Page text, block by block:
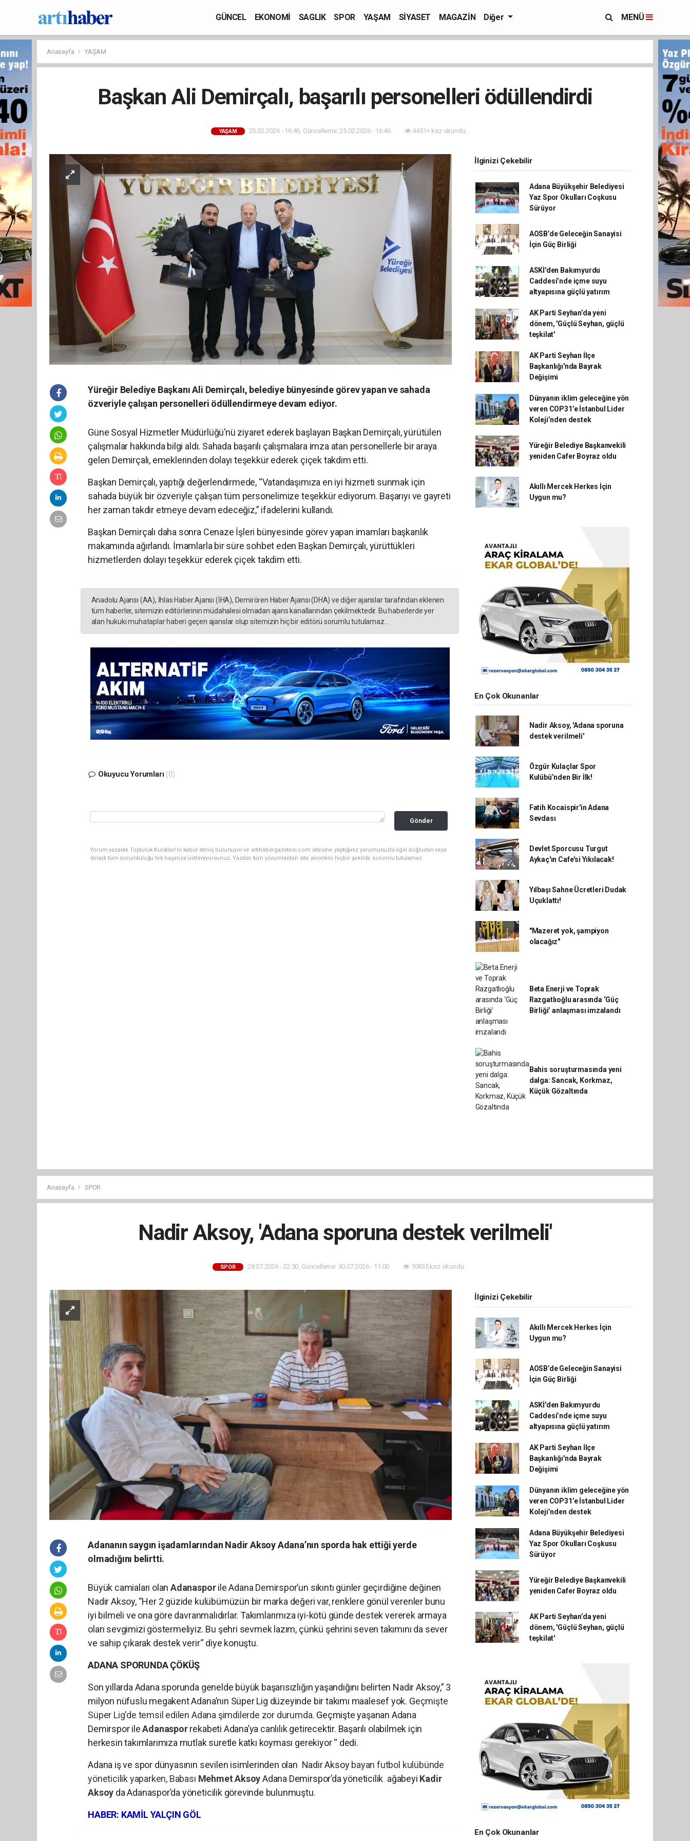
GÜNCEL EKONOMİ SAGLIK SPOR YAŞAM SİYASET MAGAZİN Diğer MENÜ
Anasayfa YAŞAM
Başkan Ali Demirçalı, başarılı personelleri ödüllendirdi
YAŞAM 25.02.2026 - 16:46, Güncelleme: 25.02.2026 - 16:46 4451+ kez okundu.
Yüreğir Belediye Başkanı Ali Demirçalı, belediye bünyesinde görev yapan ve sahada
özveriyle çalışan personelleri ödüllendirmeye devam ediyor.
Güne Sosyal Hizmetler Müdürlüğü’nü ziyaret ederek başlayan Başkan Demirçalı, yürütülen
çalışmalar hakkında bilgi aldı. Sahada başarılı çalışmalara imza atan personellerle bir araya
gelen Demirçalı, emeklerinden dolayı teşekkür ederek çiçek takdim etti.
Başkan Demirçalı, yaptığı değerlendirmede, “Vatandaşımıza en iyi hizmeti sunmak için
sahada büyük bir özveriyle çalışan tüm personelimize teşekkür ediyorum. Başarıyı ve gayreti
her zaman takdir etmeye devam edeceğiz,” ifadelerini kullandı.
Başkan Demirçalı daha sonra Cenaze İşleri bünyesinde görev yapan imamları başkanlık
makamında ağırlandı. İmamlarla bir süre sohbet eden Başkan Demirçalı, yürüttükleri
hizmetlerden dolayı teşekkür ederek çiçek takdim etti.
Anadolu Ajansı (AA), İhlas Haber Ajansı (İHA), Demirören Haber Ajansı (DHA) ve diğer ajanslar tarafından eklenen
tüm haberler, sitemizin editörlerinin müdahalesi olmadan ajans kanallarından çekilmektedir. Bu haberlerde yer
alan hukuki muhataplar haberi geçen ajanslar olup sitemizin hiç bir editörü sorumlu tutulamaz...
Okuyucu Yorumları (0)
Gönder
Yorum yazarak Topluluk Kuralları’nı kabul etmiş bulunuyor ve artihabergazetesi.com sitesine yaptığınız yorumunuzla ilgili doğrudan veya
dolaylı tüm sorumluluğu tek başınıza üstleniyorsunuz. Yazılan tüm yorumlardan site yönetimi hiçbir şekilde sorumlu tutulamaz.
İlginizi Çekebilir
Adana Büyükşehir Belediyesi
Yaz Spor Okulları Coşkusu
Sürüyor
AOSB’de Geleceğin Sanayisi
İçin Güç Birliği
ASKİ'den Bakımyurdu
Caddesi’nde içme suyu
altyapısına güçlü yatırım
AK Parti Seyhan’da yeni
dönem, 'Güçlü Seyhan, güçlü
teşkilat'
AK Parti Seyhan İlçe
Başkanlığı'nda Bayrak
Değişimi
Dünyanın iklim geleceğine yön
veren COP31’e İstanbul Lider
Koleji’nden destek
Yüreğir Belediye Başkanvekili
yeniden Cafer Boyraz oldu
Akıllı Mercek Herkes İçin
Uygun mu?
En Çok Okunanlar
Nadir Aksoy, 'Adana sporuna
destek verilmeli'
Özgür Kulaçlar Spor
Kulübü’nden Bir İlk!
Fatih Kocaispir'in Adana
Sevdası
Devlet Sporcusu Turgut
Aykaç'ın Cafe'si Yıkılacak!
Yılbaşı Sahne Ücretleri Dudak
Uçuklattı!
"Mazeret yok, şampiyon
olacağız"
Beta Enerji ve Toprak
Razgatlıoğlu arasında ‘Güç
Birliği’ anlaşması imzalandı
Bahis soruşturmasında yeni
dalga: Sancak, Korkmaz,
Küçük Gözaltında
Anasayfa SPOR
Nadir Aksoy, 'Adana sporuna destek verilmeli'
SPOR 28.07.2026 - 22:50, Güncelleme: 30.07.2026 - 11:00 10835 kez okundu.
Adananın saygın işadamlarından Nadir Aksoy Adana’nın sporda hak ettiği yerde
olmadığını belirtti.
Büyük camiaları olanAdanasporile Adana Demirspor’un sıkıntı günler geçirdiğine değinen
Nadir Aksoy, “Her 2 güzide kulübümüzün bir marka değeri var, renklere gönül verenler bunu
iyi bilmeli ve ona göre davranmalıdırlar. Takımlarımıza iyi-kötü günde destek vererek armaya
olan sevgimizi göstermeliyiz. Bu şehri sevmek lazım, çünkü şehrini seven takımını da sever
ve sahip çıkarak destek verir“ diye konuştu.
ADANA SPORUNDA ÇÖKÜŞ
Son yıllarda Adana sporunda genelde büyük başarısızlığın yaşandığını belirten Nadir Aksoy,” 3
milyon nüfuslu megakent Adana’nın Süper Lig düzeyinde bir takımı maalesef yok. Geçmişte
Süper Lig'de temsil edilen Adana şimdilerde zor durumda. Geçmişte yaşanan Adana
Demirspor ileAdanasporrekabeti Adana’ya canlılık getirecektir. Başarılı olabilmek için
herkesin takımlarımıza mutlak suretle katkı koyması gerekiyor “ dedi.
Adana iş ve spor dünyasının sevilen isimlerinden olan Nadir Aksoybayan futbol kulübünde
yöneticilik yaparken, Babası Mehmet AksoyAdana Demirspor’da yöneticilik ağabeyi Kadir
Aksoy da Adanaspor’da yöneticilik görevinde bulunmuştu.
HABER: KAMİL YALÇIN GÖL
İlginizi Çekebilir
Akıllı Mercek Herkes İçin
Uygun mu?
AOSB’de Geleceğin Sanayisi
İçin Güç Birliği
ASKİ'den Bakımyurdu
Caddesi’nde içme suyu
altyapısına güçlü yatırım
AK Parti Seyhan İlçe
Başkanlığı'nda Bayrak
Değişimi
Dünyanın iklim geleceğine yön
veren COP31’e İstanbul Lider
Koleji’nden destek
Adana Büyükşehir Belediyesi
Yaz Spor Okulları Coşkusu
Sürüyor
Yüreğir Belediye Başkanvekili
yeniden Cafer Boyraz oldu
AK Parti Seyhan’da yeni
dönem, 'Güçlü Seyhan, güçlü
teşkilat'
En Çok Okunanlar